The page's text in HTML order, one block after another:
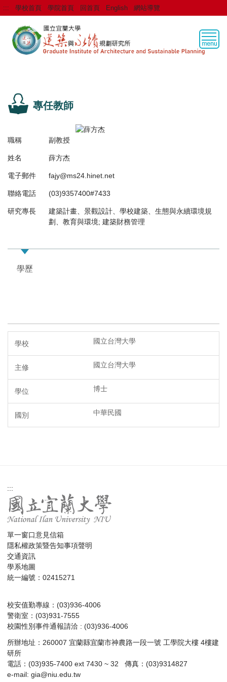
跳
到
::: 學校首頁 學院首頁 回首頁 English 網站導覽
專任教師
職稱 副教授
姓名 薛方杰
電子郵件 fajy@ms24.hinet.net
聯絡電話 (03)9357400#7433
研究專長
建築計畫、景觀設計、學校建築、生態與永續環境規
劃、教育與環境; 建築財務管理
學歷
國立台灣大學
國立台灣大學
博士
中華民國
:::
單一窗口意見信箱
隱私權政策暨告知事項聲明
交通資訊
學系地圖
統一編號：02415271
校安值勤專線：(03)936-4006
警衛室：(03)931-7555
校園性別事件通報請洽 : (03)936-4006
所辦地址：260007 宜蘭縣宜蘭市神農路一段一號 工學院大樓 4樓建
研所
電話：(03)935-7400 ext 7430 ~ 32 傳真：(03)9314827
e-mail: gia@niu.edu.tw